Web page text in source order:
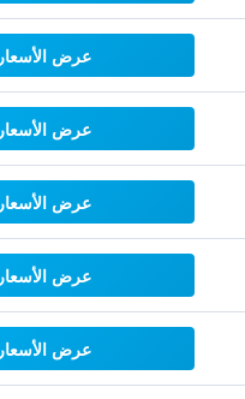
عرض الأسعار
عرض الأسعار
عرض الأسعار
عرض الأسعار
عرض الأسعار